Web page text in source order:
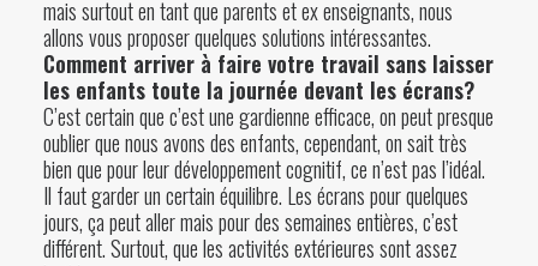
mais surtout en tant que parents et ex enseignants, nous
allons vous proposer quelques solutions intéressantes.
Comment arriver à faire votre travail sans laisser
les enfants toute la journée devant les écrans?
C’est certain que c’est une gardienne efficace, on peut presque
oublier que nous avons des enfants, cependant, on sait très
bien que pour leur développement cognitif, ce n’est pas l’idéal.
Il faut garder un certain équilibre. Les écrans pour quelques
jours, ça peut aller mais pour des semaines entières, c’est
différent. Surtout, que les activités extérieures sont assez